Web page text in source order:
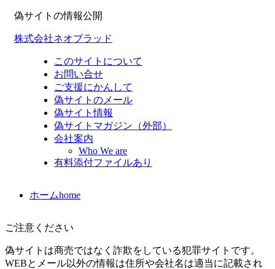
偽サイトの情報公開
株式会社ネオブラッド
このサイトについて
お問い合せ
ご支援にかんして
偽サイトのメール
偽サイト情報
偽サイトマガジン（外部）
会社案内
Who We are
有料添付ファイルあり
ホームhome
ご注意ください
偽サイトは商売ではなく詐欺をしている犯罪サイトです。
WEBとメール以外の情報は住所や会社名は適当に記載され